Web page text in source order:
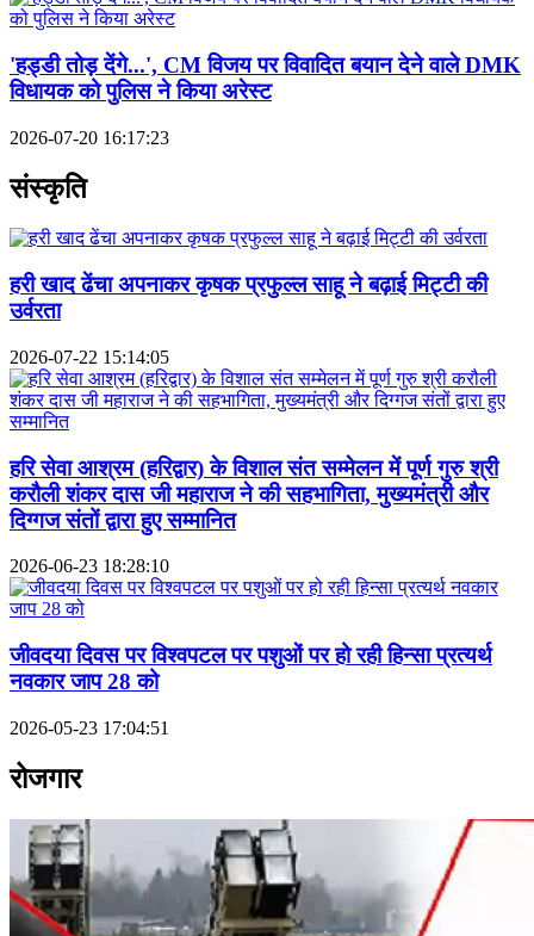
'हड्डी तोड़ देंगे...', CM विजय पर विवादित बयान देने वाले DMK
विधायक को पुलिस ने किया अरेस्ट
2026-07-20 16:17:23
संस्कृति
हरी खाद ढेंचा अपनाकर कृषक प्रफुल्ल साहू ने बढ़ाई मिट्टी की
उर्वरता
2026-07-22 15:14:05
हरि सेवा आश्रम (हरिद्वार) के विशाल संत सम्मेलन में पूर्ण गुरु श्री
करौली शंकर दास जी महाराज ने की सहभागिता, मुख्यमंत्री और
दिग्गज संतों द्वारा हुए सम्मानित
2026-06-23 18:28:10
जीवदया दिवस पर विश्वपटल पर पशुओं पर हो रही हिन्सा प्रत्यर्थ
नवकार जाप 28 को
2026-05-23 17:04:51
रोजगार